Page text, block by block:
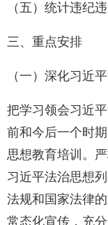
（五）统计违纪
三、重点安排
（一）深化习近
把学习领会习近
前和今后一个时
思想教育培训。
习近平法治思想
法规和国家法律
常态化宣传，充